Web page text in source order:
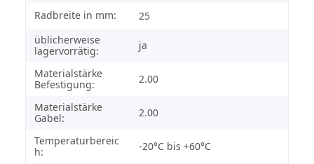
Radbreite in mm:
25
üblicherweise
lagervorrätig:
ja
Materialstärke
Befestigung:
2.00
Materialstärke
Gabel:
2.00
Temperaturbereic
h:
-20°C bis +60°C